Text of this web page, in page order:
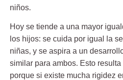
niños.
Hoy se tiende a una mayor
los hijos: se cuida por igual la
niñas, y se aspira a un
similar para ambos. Esto
porque si existe mucha rigidez